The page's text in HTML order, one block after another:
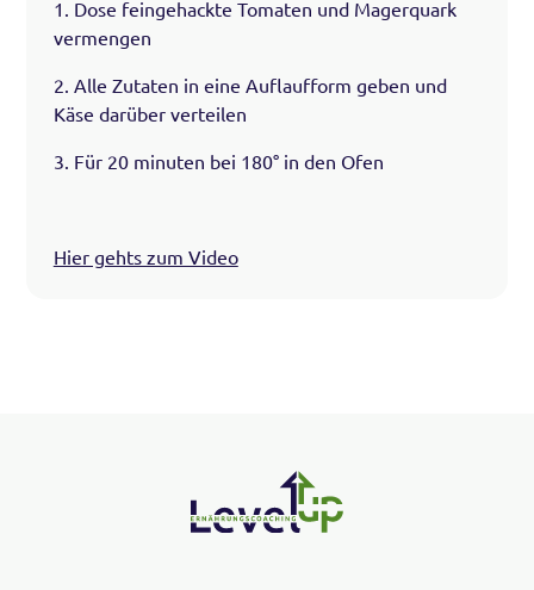
1. Dose feingehackte Tomaten und Magerquark
vermengen
2. Alle Zutaten in eine Auflaufform geben und
Käse darüber verteilen
3. Für 20 minuten bei 180° in den Ofen
Hier gehts zum Video